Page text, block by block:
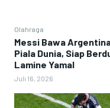
Olahraga
Messi Bawa
Piala Dunia, Siap
Lamine Yamal
Juli 16, 2026